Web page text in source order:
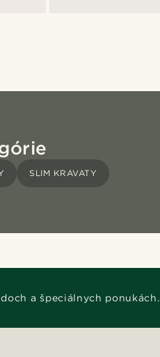
SLIM KRAVATY
a špeciálnych ponukách.